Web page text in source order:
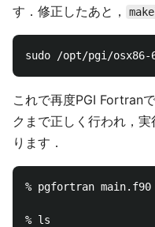
す．修正したあと，
これで再度PGI Fortran
クまで正しく行われ，
ります．
% pgfortran main.f90
% ls